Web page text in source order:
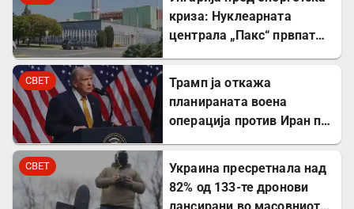
криза: Нуклеарната
централа „Пакс“ првпат
СВЕТ
Трамп ја откажа
планираната воена
операција против Иран по
СВЕТ
Украина пресретнала над
82% од 133-те дронови